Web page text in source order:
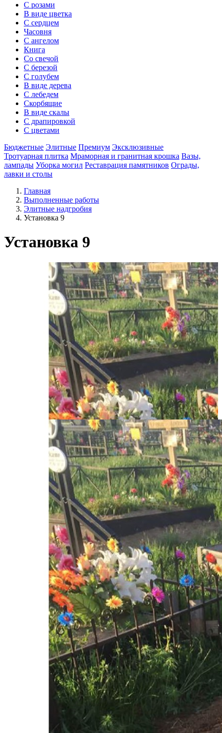
С розами
В виде цветка
С сердцем
Часовня
С ангелом
Книга
Со свечой
С березой
С голубем
В виде дерева
С лебедем
Скорбящие
В виде скалы
С драпировкой
С цветами
Бюджетные Элитные Премиум Эксклюзивные
Тротуарная плитка Мраморная и гранитная крошка Вазы,
лампады Уборка могил Реставрация памятников Ограды,
лавки и столы
Главная
Выполненные работы
Элитные надгробия
Установка 9
Установка 9